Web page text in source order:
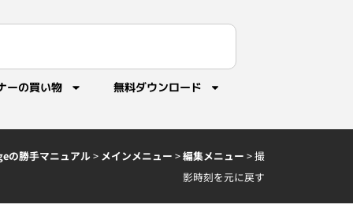
ーの買い物 無料ダウンロード
の勝手マニュアル> メインメニュー >編集メニュー >撮
影時刻を元に戻す